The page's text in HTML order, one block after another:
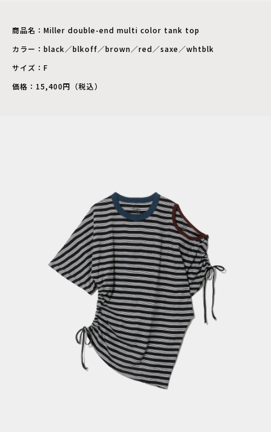
商品名：Miller double-end multi color tank top
カラー：black／blkoff／brown／red／saxe／whtblk
サイズ：F
価格：15,400円（税込）